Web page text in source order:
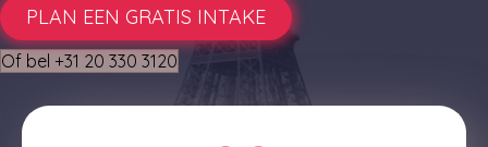
PLAN EEN GRATIS INTAKE
Of bel +31 20 330 3120